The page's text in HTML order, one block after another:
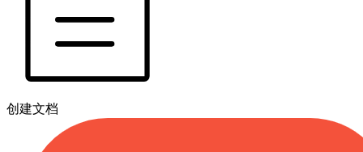
创建文档